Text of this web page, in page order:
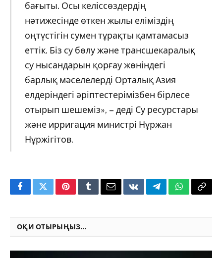
бағыты. Осы келіссөздердің
нәтижесінде өткен жылы еліміздің
оңтүстігін сумен тұрақты қамтамасыз
еттік. Біз су бөлу және трансшекаралық
су нысандарын қорғау жөніндегі
барлық мәселелерді Орталық Азия
елдеріндегі әріптестерімізбен бірлесе
отырып шешеміз», – деді Су ресурстары
және ирригация министрі Нұржан
Нұржігітов.
FacebookTwitterPinterestTumblrEmailVKontakteTelegramWhatsApp
Copy
ОҚИ ОТЫРЫҢЫЗ...